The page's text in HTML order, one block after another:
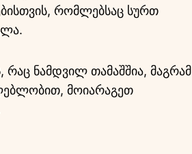
რომლებსაც სურთ
ნამდვილ თამაშშია, მაგრამ
მოიარაგეთ